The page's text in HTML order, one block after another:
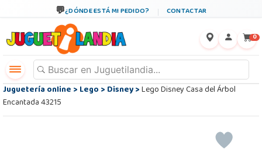
¿DÓNDE ESTÁ MI PEDIDO? CONTACTAR
0
Juguetería online>Lego>Disney>Lego Disney Casa del Árbol
Encantada 43215